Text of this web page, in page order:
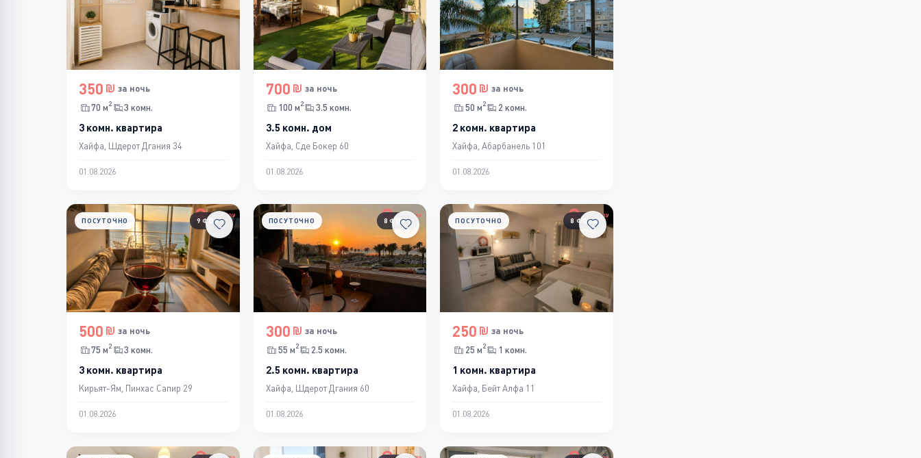
350
за ночь
70 м2 3 комн.
3 комн. квартира
Хайфа, Шдерот Дгания 34
01.08.2026
700
за ночь
100 м2 3.5 комн.
3.5 комн. дом
Хайфа, Сде Бокер 60
01.08.2026
300
за ночь
50 м2 2 комн.
2 комн. квартира
Хайфа, Абарбанель 101
01.08.2026
9 ФОТО
ПОСУТОЧНО
500
за ночь
75 м2 3 комн.
3 комн. квартира
Кирьят-Ям, Пинхас Сапир 29
01.08.2026
8 ФОТО
ПОСУТОЧНО
300
за ночь
55 м2 2.5 комн.
2.5 комн. квартира
Хайфа, Шдерот Дгания 60
01.08.2026
8 ФОТО
ПОСУТОЧНО
250
за ночь
25 м2 1 комн.
1 комн. квартира
Хайфа, Бейт Алфа 11
01.08.2026